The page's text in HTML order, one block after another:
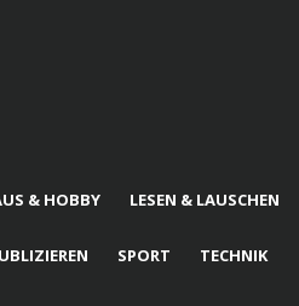
& HOBBY LESEN & LAUSCHEN
SPORT TECHNIK